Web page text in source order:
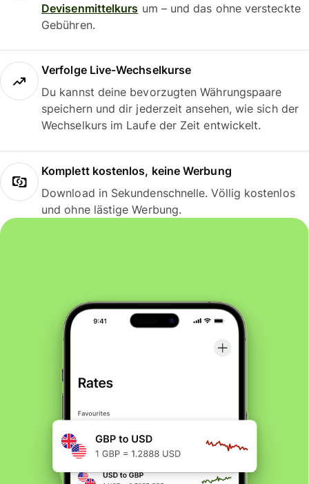
Devisenmittelkurs um – und das ohne versteckte
Gebühren.
Verfolge Live-Wechselkurse
Du kannst deine bevorzugten Währungspaare
speichern und dir jederzeit ansehen, wie sich der
Wechselkurs im Laufe der Zeit entwickelt.
Komplett kostenlos, keine Werbung
Download in Sekundenschnelle. Völlig kostenlos
und ohne lästige Werbung.